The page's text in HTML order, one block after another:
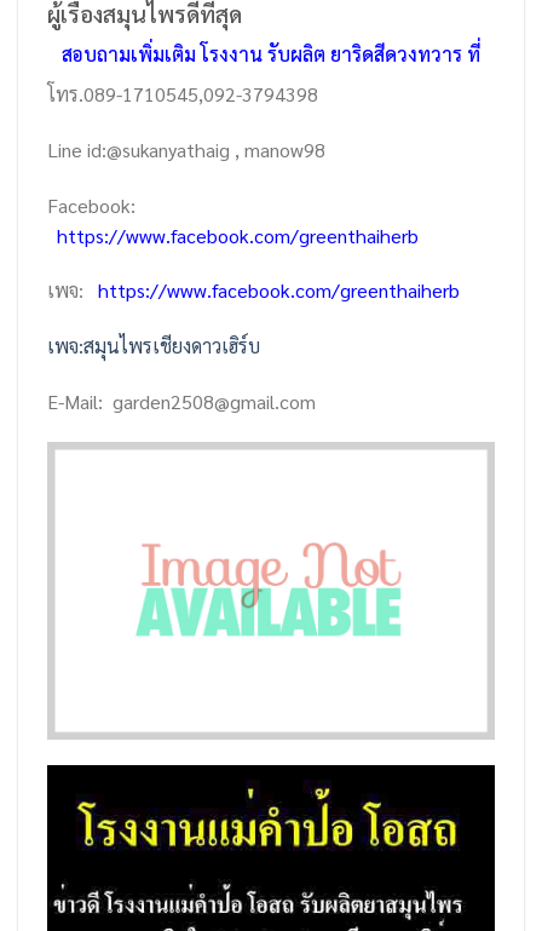
ผู้เรื่องสมุนไพรดีที่สุด
สอบถามเพิ่มเติม โรงงาน รับผลิต ยาริดสีดวงทวาร ที่
โทร.089-1710545,092-3794398
Line id:@sukanyathaig , manow98
Facebook:
https://www.facebook.com/greenthaiherb
เพจ: https://www.facebook.com/greenthaiherb
เพจ:สมุนไพรเชียงดาวเฮิร์บ
E-Mail: garden2508@gmail.com